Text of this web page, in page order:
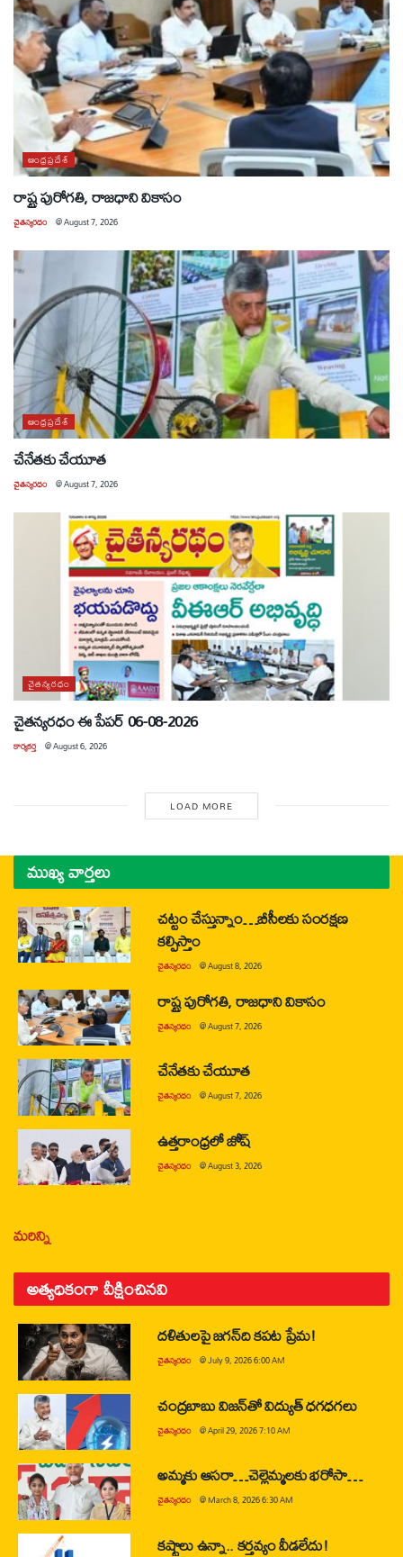
ఆంధ్రప్రదేశ్
రాష్ట్ర పురోగతి, రాజధాని వికాసం
చైతన్యరధం @August 7, 2026
ఆంధ్రప్రదేశ్
చేనేతకు చేయూత
చైతన్యరధం @August 7, 2026
చైతన్యరధం
చైతన్యరధం ఈ పేపర్ 06-08-2026
కార్యకర్త @August 6, 2026
LOAD MORE
ముఖ్య వార్తలు
చట్టం చేస్తున్నాం…బీసీలకు సంరక్షణ
కల్పిస్తాం
చైతన్యరధం @August 8, 2026
రాష్ట్ర పురోగతి, రాజధాని వికాసం
చైతన్యరధం @August 7, 2026
చేనేతకు చేయూత
చైతన్యరధం @August 7, 2026
ఉత్తరాంధ్రలో జోష్
చైతన్యరధం @August 3, 2026
మరిన్ని
అత్యధికంగా వీక్షించినవి
దళితులపై జగన్‌ది కపట ప్రేమ!
చైతన్యరధం @July 9, 2026 6:00 AM
చంద్రబాబు విజన్‌తో విద్యుత్ ధగధగలు
చైతన్యరధం @April 29, 2026 7:10 AM
అమ్మకు ఆసరా…చెల్లెమ్మలకు భరోసా…
చైతన్యరధం @March 8, 2026 6:30 AM
కష్టాలు ఉన్నా.. కర్తవ్యం వీడలేదు!